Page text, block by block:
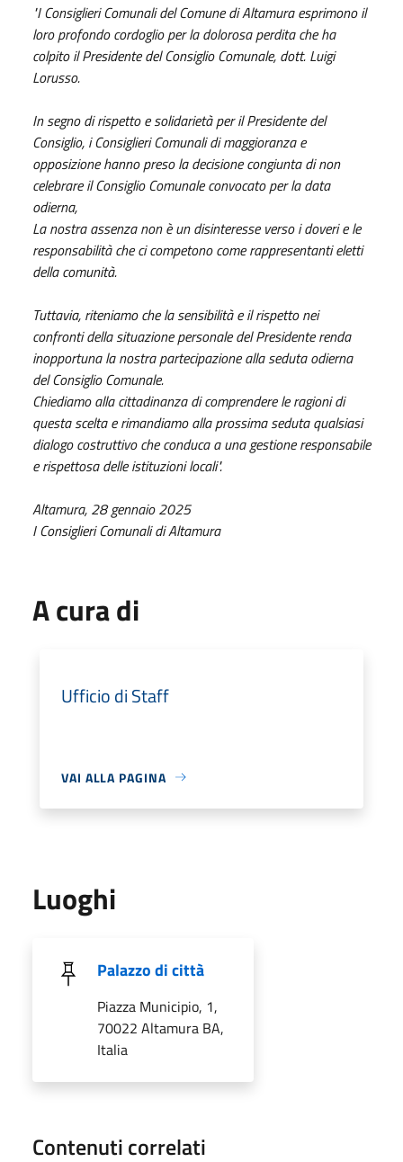
"I Consiglieri Comunali del Comune di Altamura esprimono il
loro profondo cordoglio per la dolorosa perdita che ha
colpito il Presidente del Consiglio Comunale, dott. Luigi
Lorusso.
In segno di rispetto e solidarietà per il Presidente del
Consiglio, i Consiglieri Comunali di maggioranza e
opposizione hanno preso la decisione congiunta di non
celebrare il Consiglio Comunale convocato per la data
odierna,
La nostra assenza non è un disinteresse verso i doveri e le
responsabilità che ci competono come rappresentanti eletti
della comunità.
Tuttavia, riteniamo che la sensibilità e il rispetto nei
confronti della situazione personale del Presidente renda
inopportuna la nostra partecipazione alla seduta odierna
del Consiglio Comunale.
Chiediamo alla cittadinanza di comprendere le ragioni di
questa scelta e rimandiamo alla prossima seduta qualsiasi
dialogo costruttivo che conduca a una gestione responsabile
e rispettosa delle istituzioni locali".
Altamura, 28 gennaio 2025
I Consiglieri Comunali di Altamura
A cura di
Ufficio di Staff
VAI ALLA PAGINA
Luoghi
Palazzo di città
Piazza Municipio, 1,
70022 Altamura BA,
Italia
Contenuti correlati